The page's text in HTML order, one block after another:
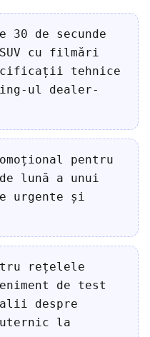
30 de secunde
cu filmări
tehnice
ul dealer-
pentru
lună a unui
urgente și
rețelele
de test
despre
la